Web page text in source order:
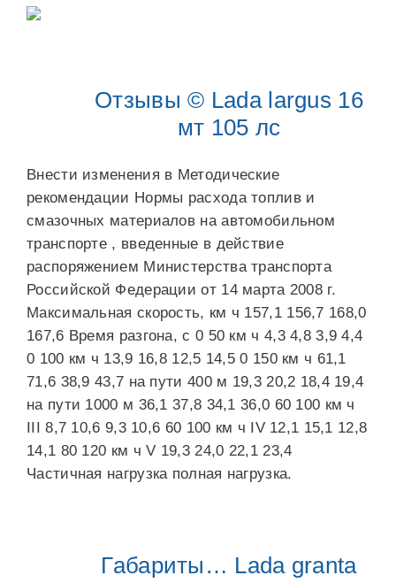
Отзывы © Lada largus 16
мт 105 лс
Внести изменения в Методические
рекомендации Нормы расхода топлив и
смазочных материалов на автомобильном
транспорте , введенные в действие
распоряжением Министерства транспорта
Российской Федерации от 14 марта 2008 г.
Максимальная скорость, км ч 157,1 156,7 168,0
167,6 Время разгона, с 0 50 км ч 4,3 4,8 3,9 4,4
0 100 км ч 13,9 16,8 12,5 14,5 0 150 км ч 61,1
71,6 38,9 43,7 на пути 400 м 19,3 20,2 18,4 19,4
на пути 1000 м 36,1 37,8 34,1 36,0 60 100 км ч
III 8,7 10,6 9,3 10,6 60 100 км ч IV 12,1 15,1 12,8
14,1 80 120 км ч V 19,3 24,0 22,1 23,4
Частичная нагрузка полная нагрузка.
Габариты… Lada granta